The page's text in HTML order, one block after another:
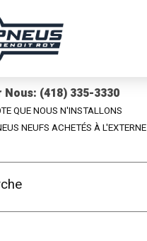
(418) 335-3330
QUE NOUS N'INSTALLONS
NEUFS ACHETÉS À L'EXTERNE